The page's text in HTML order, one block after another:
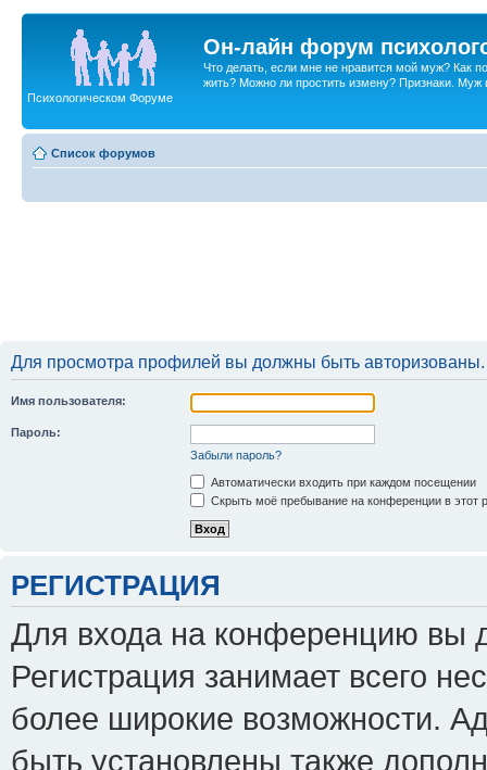
Он-лайн форум
Что делать, если мне не нравится мой муж? Как
жить? Можно ли простить измену? Признаки. Муж
Психологическом Форуме
Список форумов
Для просмотра профилей вы должны быть авторизованы.
Имя пользователя:
Пароль:
Забыли пароль?
Автоматически входить при каждом посещении
Скрыть моё пребывание на конференции в этот
РЕГИСТРАЦИЯ
Для входа на конференцию вы
Регистрация занимает всего
более широкие возможности.
быть установлены также